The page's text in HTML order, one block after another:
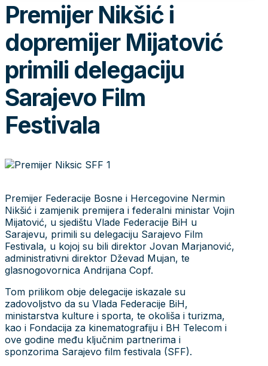
Premijer Nikšić i
dopremijer Mijatović
primili delegaciju
Sarajevo Film
Festivala
Premijer Federacije Bosne i Hercegovine Nermin
Nikšić i zamjenik premijera i federalni ministar Vojin
Mijatović, u sjedištu Vlade Federacije BiH u
Sarajevu, primili su delegaciju Sarajevo Film
Festivala, u kojoj su bili direktor Jovan Marjanović,
administrativni direktor Dževad Mujan, te
glasnogovornica Andrijana Copf.
Tom prilikom obje delegacije iskazale su
zadovoljstvo da su Vlada Federacije BiH,
ministarstva kulture i sporta, te okoliša i turizma,
kao i Fondacija za kinematografiju i BH Telecom i
ove godine među ključnim partnerima i
sponzorima Sarajevo film festivala (SFF).